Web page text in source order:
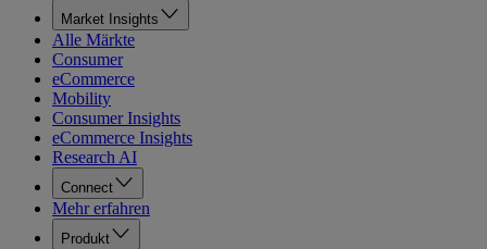
Market Insights
Alle Märkte
Consumer
eCommerce
Mobility
Consumer Insights
eCommerce Insights
Research AI
Connect
Mehr erfahren
Produkt